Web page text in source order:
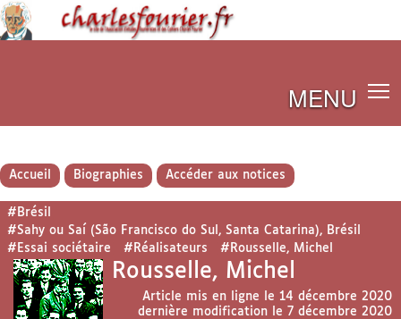
MENU
Accueil Biographies Accéder aux notices
#Brésil
#Sahy ou Saí (São Francisco do Sul, Santa Catarina), Brésil
#Essai sociétaire
#Réalisateurs #Rousselle, Michel
Rousselle, Michel
Article mis en ligne le 14 décembre 2020
dernière modification le 7 décembre 2020